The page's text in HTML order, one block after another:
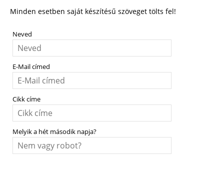
Minden esetben saját készítésű szöveget tölts fel!
Neved
E-Mail címed
Cikk címe
Melyik a hét második napja?